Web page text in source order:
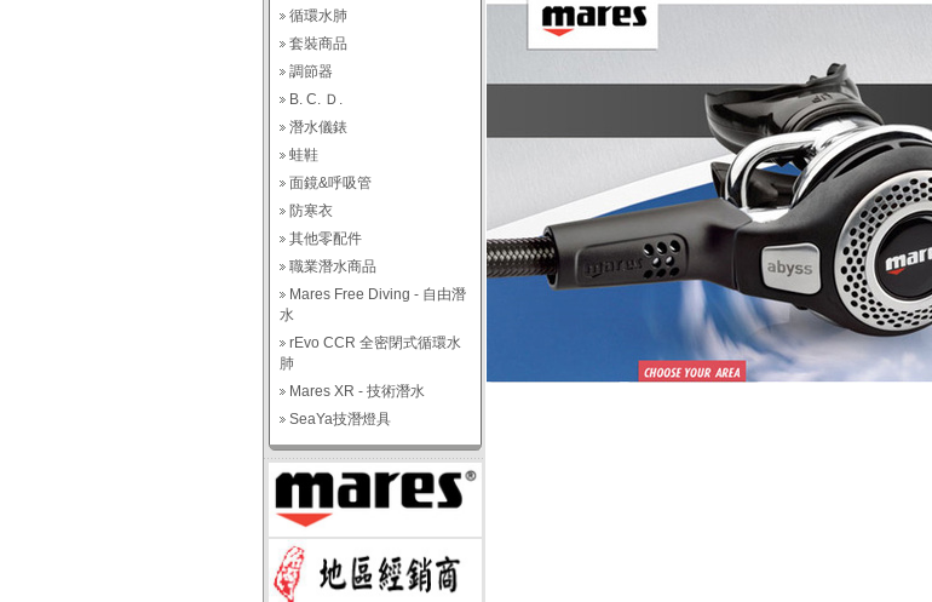
循環水肺
套裝商品
調節器
B. C. Ｄ.
潛水儀錶
蛙鞋
面鏡&呼吸管
防寒衣
其他零配件
職業潛水商品
Mares Free Diving - 自由潛
水
rEvo CCR 全密閉式循環水
肺
Mares XR - 技術潛水
SeaYa技潛燈具